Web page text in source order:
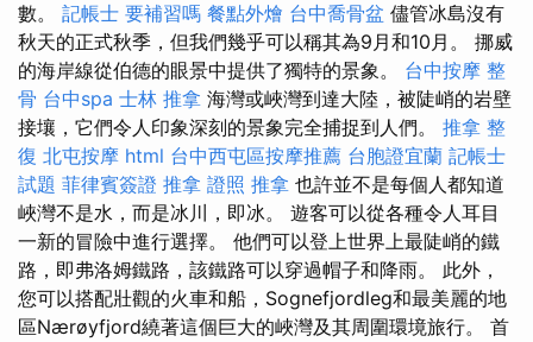
數。 記帳士 要補習嗎 餐點外燴 台中喬骨盆 儘管冰島沒有
秋天的正式秋季，但我們幾乎可以稱其為9月和10月。 挪威
的海岸線從伯德的眼景中提供了獨特的景象。 台中按摩 整
骨 台中spa 士林 推拿 海灣或峽灣到達大陸，被陡峭的岩壁
接壤，它們令人印象深刻的景象完全捕捉到人們。 推拿 整
復 北屯按摩 html 台中西屯區按摩推薦 台胞證宜蘭 記帳士
試題 菲律賓簽證 推拿 證照 推拿 也許並不是每個人都知道
峽灣不是水，而是冰川，即冰。 遊客可以從各種令人耳目
一新的冒險中進行選擇。 他們可以登上世界上最陡峭的鐵
路，即弗洛姆鐵路，該鐵路可以穿過帽子和降雨。 此外，
您可以搭配壯觀的火車和船，Sognefjordleg和最美麗的地
區Nærøyfjord繞著這個巨大的峽灣及其周圍環境旅行。 首